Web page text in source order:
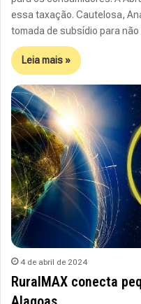
essa taxação. Cautelosa,
tomada de subsídio para
Leia mais »
4 de abril de 2024
RuralMAX conecta